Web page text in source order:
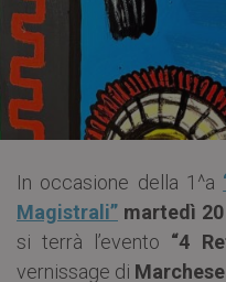
In occasione della 1^a
Magistrali” martedì
si terrà l’evento “4
vernissage di